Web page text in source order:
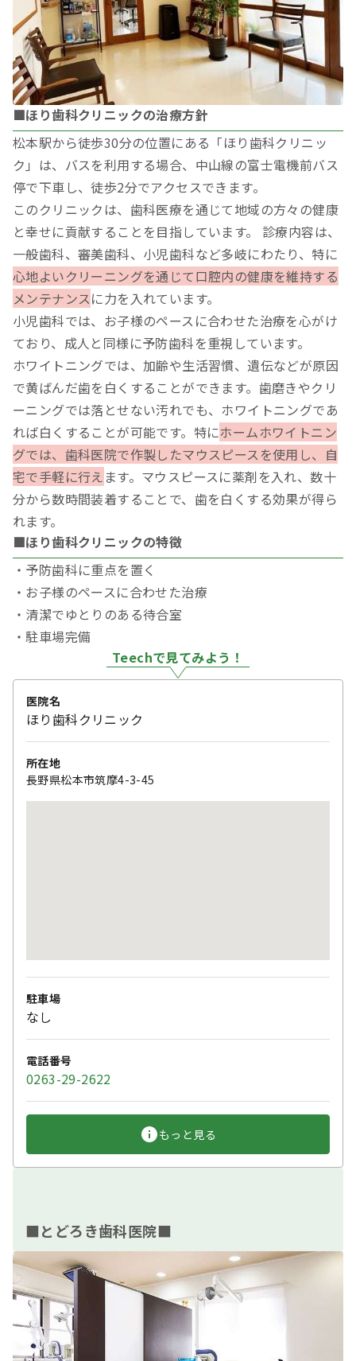
■ほり歯科クリニックの治療方針
松本駅から徒歩30分の位置にある「ほり歯科クリニッ
ク」は、バスを利用する場合、中山線の富士電機前バス
停で下車し、徒歩2分でアクセスできます。
このクリニックは、歯科医療を通じて地域の方々の健康
と幸せに貢献することを目指しています。 診療内容は、
一般歯科、審美歯科、小児歯科など多岐にわたり、特に
心地よいクリーニングを通じて口腔内の健康を維持する
メンテナンスに力を入れています。
小児歯科では、お子様のペースに合わせた治療を心がけ
ており、成人と同様に予防歯科を重視しています。
ホワイトニングでは、加齢や生活習慣、遺伝などが原因
で黄ばんだ歯を白くすることができます。歯磨きやクリ
ーニングでは落とせない汚れでも、ホワイトニングであ
れば白くすることが可能です。特にホームホワイトニン
グでは、歯科医院で作製したマウスピースを使用し、自
宅で手軽に行え ます。マウスピースに薬剤を入れ、数十
分から数時間装着することで、歯を白くする効果が得ら
れます。
■ほり歯科クリニックの特徴
・予防歯科に重点を置く
・お子様のペースに合わせた治療
・清潔でゆとりのある待合室
・駐車場完備
Teechで見てみよう！
医院名
ほり歯科クリニック
所在地
長野県松本市筑摩4-3-45
駐車場
なし
電話番号
0263-29-2622
もっと見る
■とどろき歯科医院■